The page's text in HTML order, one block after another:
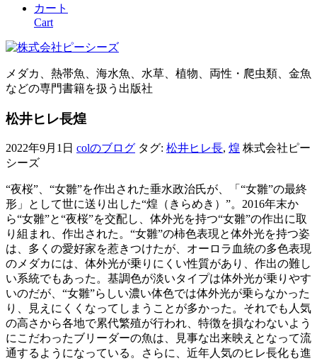
カート
Cart
メダカ、熱帯魚、海水魚、水草、植物、両性・爬虫類、金魚
などの専門書籍を扱う出版社
松井ヒレ長煌
2022年9月1日 colのブログ タグ: 松井ヒレ長, 煌 株式会社ピー
シーズ
“夜桜”、“女雛”を作出された垂水政治氏が、「“女雛”の最終
形」として世に送り出した“煌（きらめき）”。2016年末か
ら“女雛”と“夜桜”を交配し、体外光を持つ“女雛”の作出に取
り組まれ、作出された。“女雛”の柿色表現と体外光を持つ姿
は、多くの愛好家を惹きつけたが、オーロラ血統の多色表現
のメダカには、体外光が乗りにくい性質があり、作出の難し
い系統でもあった。基調色が淡いタイプは体外光が乗りやす
いのだが、“女雛”らしい濃い体色では体外光が乗らなかった
り、見えにくくなってしまうことが多かった。それでも人気
の高さから各地で累代繁殖が行われ、特徴を損なわないよう
にこだわったブリーダーの魚は、見事な出来映えとなって流
通するようになっている。さらに、近年人気のヒレ長化も進